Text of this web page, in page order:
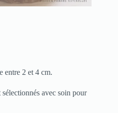
entre 2 et 4 cm.
avec soin pour